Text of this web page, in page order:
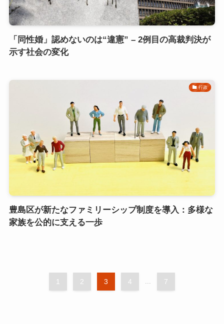
「同性婚」認めないのは“違憲” – 2例目の高裁判決が
示す社会の変化
行政
豊島区が新たなファミリーシップ制度を導入：多様な
家族を公的に支える一歩
1 2 3 4 ... 7